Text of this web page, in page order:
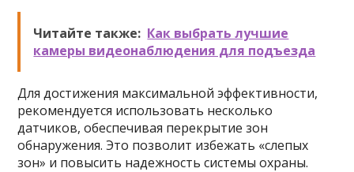
Читайте также: Как выбрать лучшие
камеры видеонаблюдения для подъезда
Для достижения максимальной эффективности,
рекомендуется использовать несколько
датчиков, обеспечивая перекрытие зон
обнаружения. Это позволит избежать «слепых
зон» и повысить надежность системы охраны.